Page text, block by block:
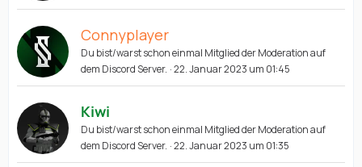
Connyplayer
Du bist/warst schon einmal Mitglied der Moderation auf
dem Discord Server. 22. Januar 2023 um 01:45
Kiwi
Du bist/warst schon einmal Mitglied der Moderation auf
dem Discord Server. 22. Januar 2023 um 01:35